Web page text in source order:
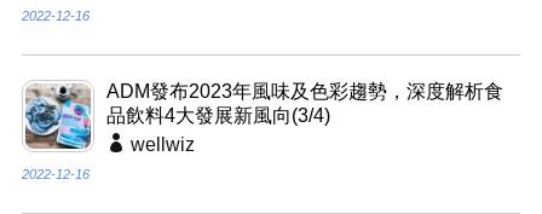
2022-12-16
ADM發布2023年風味及色彩趨勢，深度解析食
品飲料4大發展新風向(3/4)
wellwiz
2022-12-16